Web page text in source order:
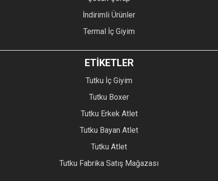
İndirimli Ürünler
Termal İç Giyim
ETİKETLER
Tutku İç Giyim
Tutku Boxer
Tutku Erkek Atlet
Tutku Bayan Atlet
Tutku Atlet
Tutku Fabrika Satış Mağazası